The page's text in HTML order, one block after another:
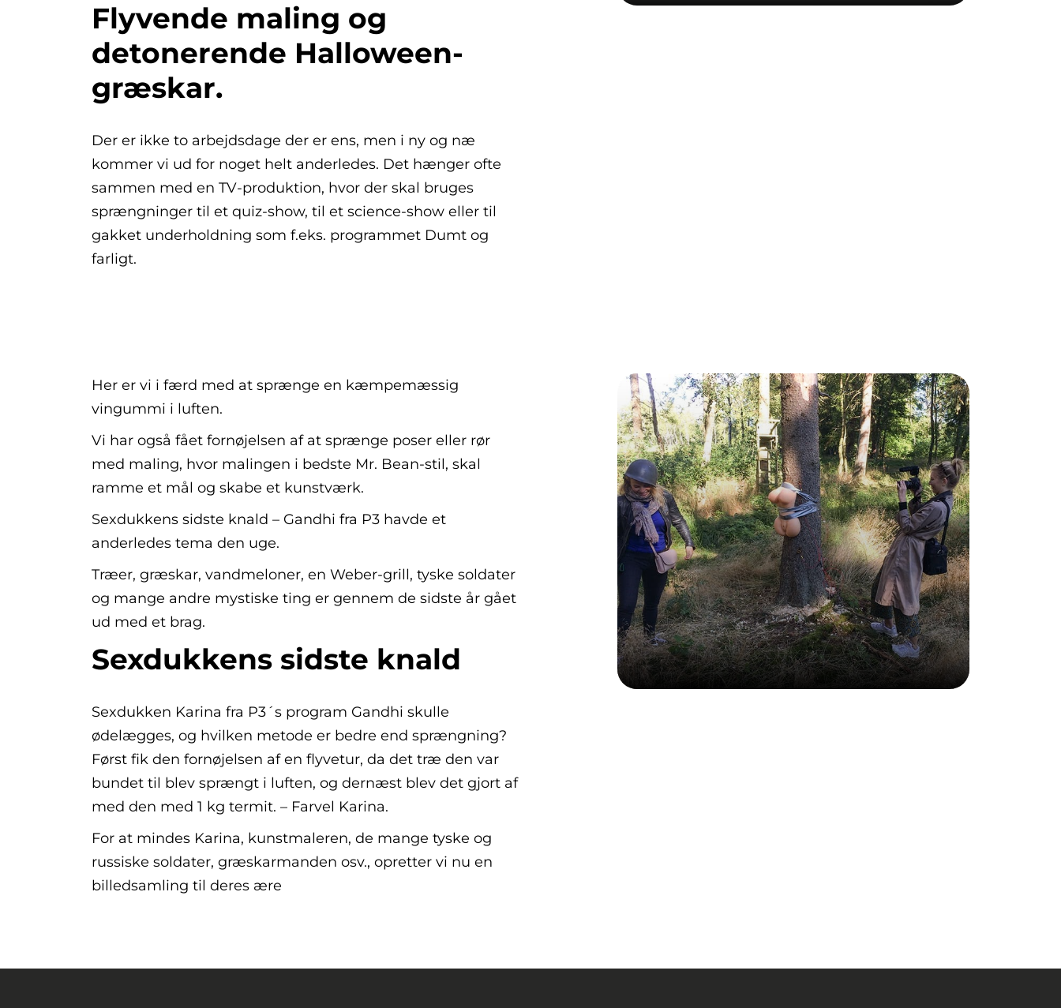
Flyvende maling og
detonerende Halloween-
græskar.
Der er ikke to arbejdsdage der er ens, men i ny og næ
kommer vi ud for noget helt anderledes. Det hænger ofte
sammen med en TV-produktion, hvor der skal bruges
sprængninger til et quiz-show, til et science-show eller til
gakket underholdning som f.eks. programmet Dumt og
farligt.
Her er vi i færd med at sprænge en kæmpemæssig
vingummi i luften.
Vi har også fået fornøjelsen af at sprænge poser eller rør
med maling, hvor malingen i bedste Mr. Bean-stil, skal
ramme et mål og skabe et kunstværk.
Sexdukkens sidste knald – Gandhi fra P3 havde et
anderledes tema den uge.
Træer, græskar, vandmeloner, en Weber-grill, tyske soldater
og mange andre mystiske ting er gennem de sidste år gået
ud med et brag.
Sexdukkens sidste knald
Sexdukken Karina fra P3´s program Gandhi skulle
ødelægges, og hvilken metode er bedre end sprængning?
Først fik den fornøjelsen af en flyvetur, da det træ den var
bundet til blev sprængt i luften, og dernæst blev det gjort af
med den med 1 kg termit. – Farvel Karina.
For at mindes Karina, kunstmaleren, de mange tyske og
russiske soldater, græskarmanden osv., opretter vi nu en
billedsamling til deres ære